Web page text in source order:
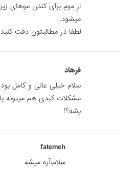
از موم برای کندن موهای
میشود.
لطفا در مطالبتون دقت
فرهاد
سلام خیلی عالی و کامل
مشکلات کبدی هم میتونه
بشه؟!
fatemeh
سلام،آره میشه